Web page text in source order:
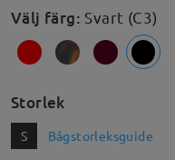
Välj färg: Svart (C3)
Storlek
S Bågstorleksguide